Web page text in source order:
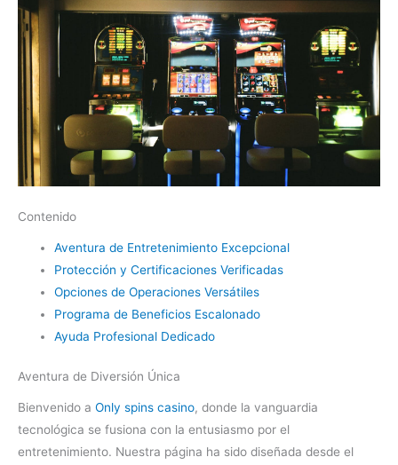
Contenido
Aventura de Entretenimiento Excepcional
Protección y Certificaciones Verificadas
Opciones de Operaciones Versátiles
Programa de Beneficios Escalonado
Ayuda Profesional Dedicado
Aventura de Diversión Única
Bienvenido a Only spins casino, donde la vanguardia
tecnológica se fusiona con la entusiasmo por el
entretenimiento. Nuestra página ha sido diseñada desde el